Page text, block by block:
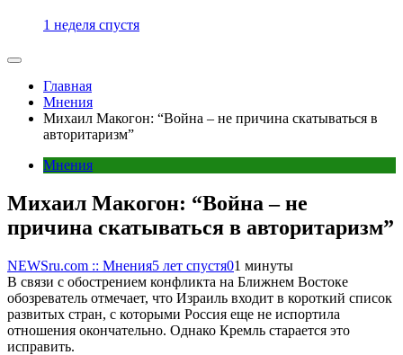
1 неделя спустя
Главная
Мнения
Михаил Макогон: “Война – не причина скатываться в
авторитаризм”
Мнения
Михаил Макогон: “Война – не
причина скатываться в авторитаризм”
NEWSru.com :: Мнения5 лет спустя01 минуты
В связи с обострением конфликта на Ближнем Востоке
обозреватель отмечает, что Израиль входит в короткий список
развитых стран, с которыми Россия еще не испортила
отношения окончательно. Однако Кремль старается это
исправить.